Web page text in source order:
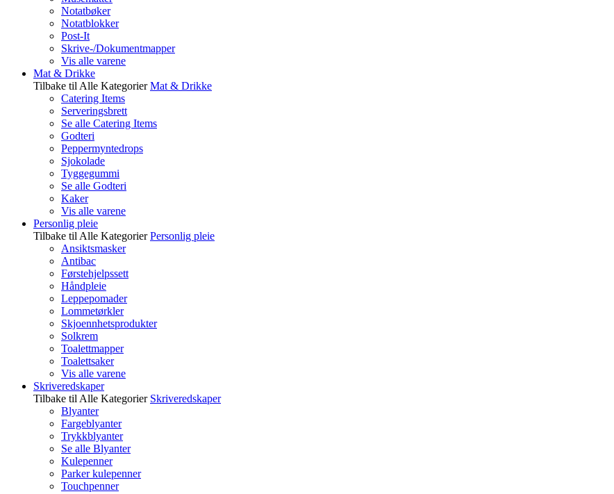
Notatbøker
Notatblokker
Post-It
Skrive-/Dokumentmapper
Vis alle varene
Mat & Drikke
Tilbake til Alle Kategorier Mat & Drikke
Catering Items
Serveringsbrett
Se alle Catering Items
Godteri
Peppermyntedrops
Sjokolade
Tyggegummi
Se alle Godteri
Kaker
Vis alle varene
Personlig pleie
Tilbake til Alle Kategorier Personlig pleie
Ansiktsmasker
Antibac
Førstehjelpssett
Håndpleie
Leppepomader
Lommetørkler
Skjoennhetsprodukter
Solkrem
Toalettmapper
Toalettsaker
Vis alle varene
Skriveredskaper
Tilbake til Alle Kategorier Skriveredskaper
Blyanter
Fargeblyanter
Trykkblyanter
Se alle Blyanter
Kulepenner
Parker kulepenner
Touchpenner